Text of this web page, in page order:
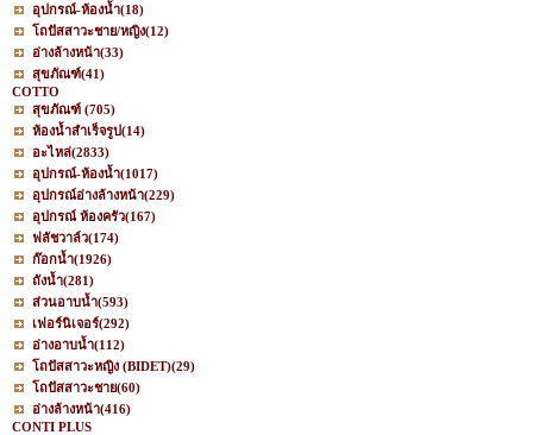
อุปกรณ์-ห้องน้ำ(18)
โถปัสสาวะชาย/หญิง(12)
อ่างล้างหน้า(33)
สุขภัณฑ์(41)
COTTO
สุขภัณฑ์ (705)
ห้องน้ำสำเร็จรูป(14)
อะไหล่(2833)
อุปกรณ์-ห้องน้ำ(1017)
อุปกรณ์อ่างล้างหน้า(229)
อุปกรณ์ ห้องครัว(167)
ฟลัชวาล์ว(174)
ก๊อกน้ำ(1926)
ถังน้ำ(281)
ส่วนอาบน้ำ(593)
เฟอร์นิเจอร์(292)
อ่างอาบน้ำ(112)
โถปัสสาวะหญิง (BIDET)(29)
โถปัสสาวะชาย(60)
อ่างล้างหน้า(416)
CONTI PLUS